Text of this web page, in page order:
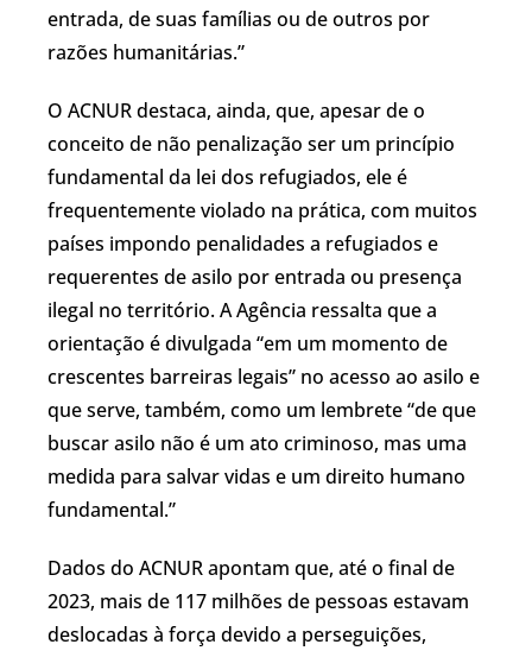
entrada, de suas famílias ou de outros por
razões humanitárias.”
O ACNUR destaca, ainda, que, apesar de o
conceito de não penalização ser um princípio
fundamental da lei dos refugiados, ele é
frequentemente violado na prática, com muitos
países impondo penalidades a refugiados e
requerentes de asilo por entrada ou presença
ilegal no território. A Agência ressalta que a
orientação é divulgada “em um momento de
crescentes barreiras legais” no acesso ao asilo e
que serve, também, como um lembrete “de que
buscar asilo não é um ato criminoso, mas uma
medida para salvar vidas e um direito humano
fundamental.”
Dados do ACNUR apontam que, até o final de
2023, mais de 117 milhões de pessoas estavam
deslocadas à força devido a perseguições,